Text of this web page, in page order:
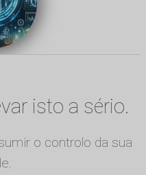
isto a sério.
o controlo da sua